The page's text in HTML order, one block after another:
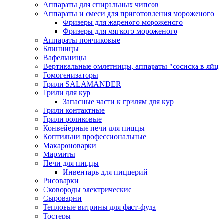
Аппараты для спиральных чипсов
Аппараты и смеси для приготовления мороженого
Фризеры для жареного мороженого
Фризеры для мягкого мороженого
Аппараты пончиковые
Блинницы
Вафельницы
Вертикальные омлетницы, аппараты "сосиска в
Гомогенизаторы
Грили SALAMANDER
Грили для кур
Запасные части к грилям для кур
Грили контактные
Грили роликовые
Конвейерные печи для пиццы
Коптильни профессиональные
Макароноварки
Мармиты
Печи для пиццы
Инвентарь для пиццерий
Рисоварки
Сковороды электрические
Сыроварни
Тепловые витрины для фаст-фуда
Тостеры